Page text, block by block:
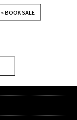
» BOOK SALE